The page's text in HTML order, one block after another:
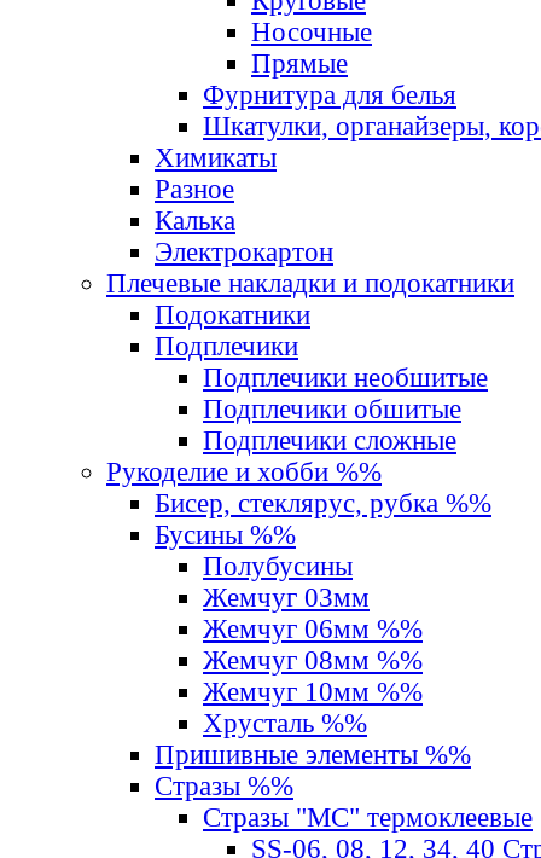
Носочные
Прямые
Фурнитура для белья
Шкатулки, органайзеры,
Химикаты
Разное
Калька
Электрокартон
Плечевые накладки и подокатники
Подокатники
Подплечики
Подплечики необшитые
Подплечики обшитые
Подплечики сложные
Рукоделие и хобби %%
Бисер, стеклярус, рубка %%
Бусины %%
Полубусины
Жемчуг 03мм
Жемчуг 06мм %%
Жемчуг 08мм %%
Жемчуг 10мм %%
Хрусталь %%
Пришивные элементы %%
Стразы %%
Стразы "MС" термоклеевые
SS-06, 08, 12, 34, 40